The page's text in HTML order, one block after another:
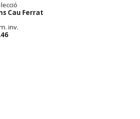
Cau Ferrat
inv.